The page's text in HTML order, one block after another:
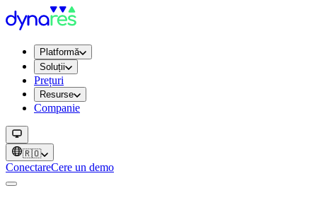
Platformă
Soluții
Prețuri
Resurse
Companie
🇷🇴
ConectareCere un demo